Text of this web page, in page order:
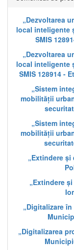
„Dezvoltarea
local inteligente
SMIS
„Dezvoltarea
local inteligente
SMIS 128914 -
„Sistem
mobilității
„Sistem
mobilității
„Extindere și
„Extindere
„Digitalizare
„Digitalizarea